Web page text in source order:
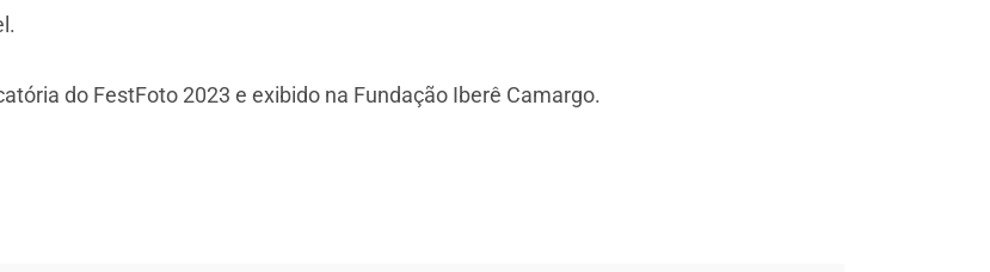
do FestFoto 2023 e exibido na Fundação Iberê Camargo.